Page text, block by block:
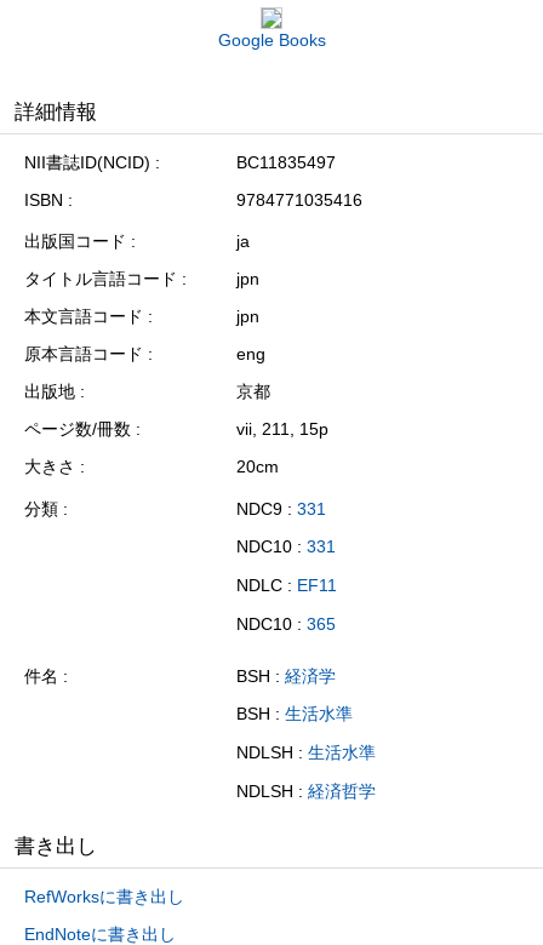
Google Books
詳細情報
NII書誌ID(NCID)
BC11835497
ISBN
9784771035416
出版国コード
ja
タイトル言語コード
jpn
本文言語コード
jpn
原本言語コード
eng
出版地
京都
ページ数/冊数
vii, 211, 15p
大きさ
20cm
分類 NDC9 : 331
NDC10 : 331
NDLC : EF11
NDC10 : 365
件名 BSH : 経済学
BSH : 生活水準
NDLSH : 生活水準
NDLSH : 経済哲学
書き出し
RefWorksに書き出し
EndNoteに書き出し